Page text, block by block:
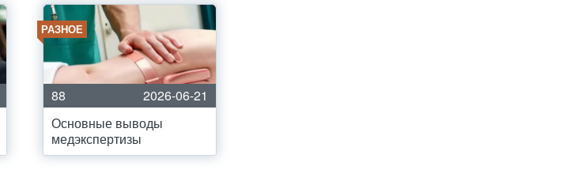
РАЗНОЕ
88
2026-06-21
Основные выводы
медэкспертизы